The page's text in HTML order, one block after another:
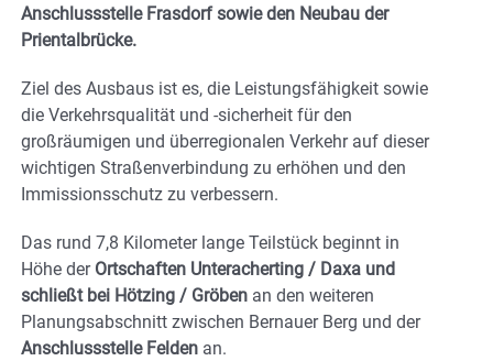
Anschlussstelle Frasdorf sowie den Neubau der
Prientalbrücke.
Ziel des Ausbaus ist es, die Leistungsfähigkeit sowie
die Verkehrsqualität und -sicherheit für den
großräumigen und überregionalen Verkehr auf dieser
wichtigen Straßenverbindung zu erhöhen und den
Immissionsschutz zu verbessern.
Das rund 7,8 Kilometer lange Teilstück beginnt in
Höhe derOrtschaften Unteracherting / Daxa und
schließt bei Hötzing / Gröben an den weiteren
Planungsabschnitt zwischen Bernauer Berg und der
Anschlussstelle Felden an.